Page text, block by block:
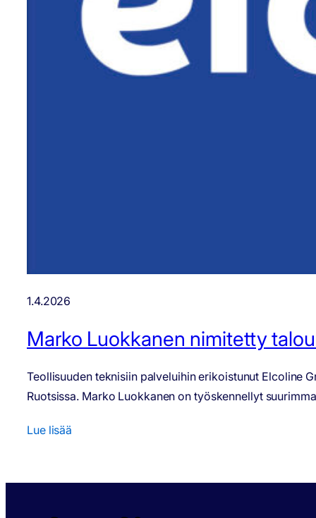
1.4.2026
Marko Luokkanen nimitetty
Teollisuuden teknisiin palveluihin erikoistunut Elcoline
Ruotsissa. Marko Luokkanen on työskennellyt
Lue lisää